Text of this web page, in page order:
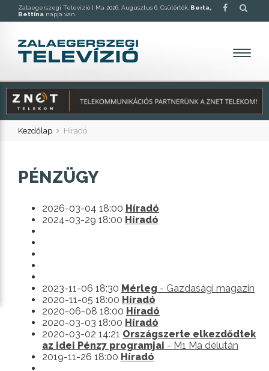
Zalaegerszegi Televízió | Ma 2026. Augusztus 6. Csütörtök, Berta,
Bettina napja van.
Kezdőlap Híradó
PÉNZÜGY
2026-03-04 18:00 Híradó
2024-03-29 18:00 Híradó
2023-11-06 18:30 Mérleg - Gazdasági magazin
2020-11-05 18:00 Híradó
2020-06-08 18:00 Híradó
2020-03-03 18:00 Híradó
2020-03-02 14:21 Országszerte elkezdődtek
az idei Pénz7 programjai - M1 Ma délután
2019-11-26 18:00 Híradó